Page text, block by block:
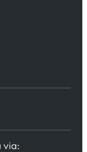
via: